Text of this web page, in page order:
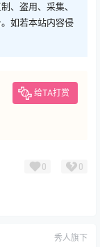
、盗用、采集、
如若本站内容侵
给TA打赏
0 0
秀人旗下